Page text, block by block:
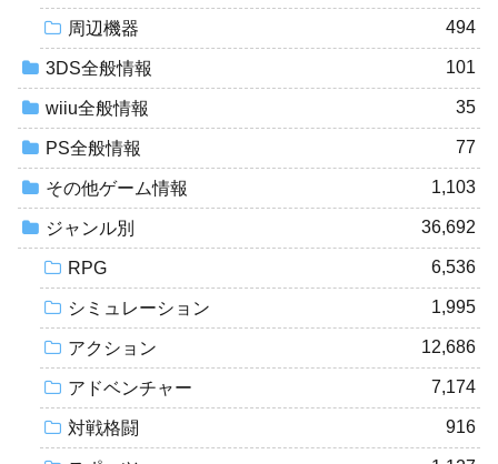
周辺機器 494
3DS全般情報 101
wiiu全般情報 35
PS全般情報 77
その他ゲーム情報 1,103
ジャンル別 36,692
RPG 6,536
シミュレーション 1,995
アクション 12,686
アドベンチャー 7,174
対戦格闘 916